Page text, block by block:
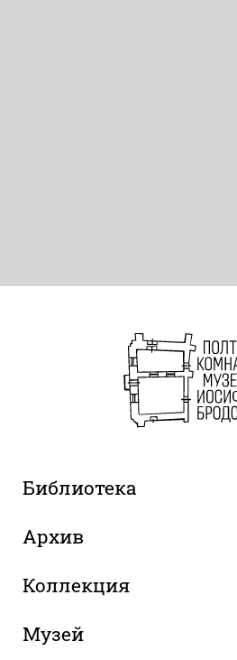
Библиотека
Архив
Коллекция
Музей